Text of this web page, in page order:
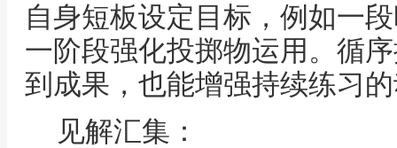
自身短板设定目标，例如一
一阶段强化投掷物运用。循
到成果，也能增强持续练习
见解汇集：